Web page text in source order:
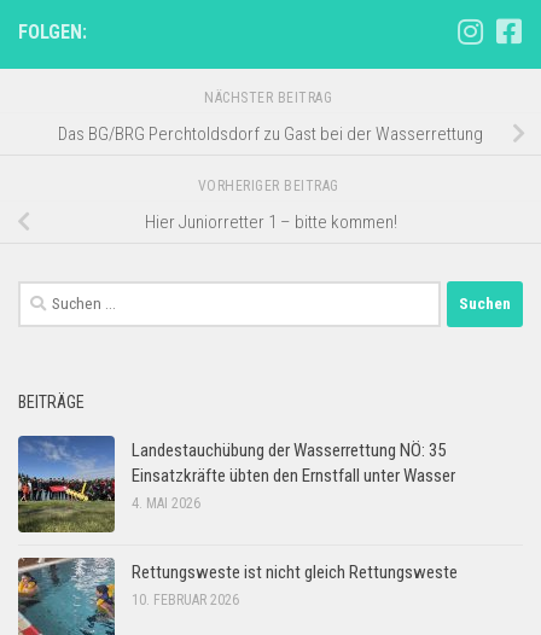
FOLGEN:
NÄCHSTER BEITRAG
Das BG/BRG Perchtoldsdorf zu Gast bei der Wasserrettung
VORHERIGER BEITRAG
Hier Juniorretter 1 – bitte kommen!
Suchen
nach:
BEITRÄGE
Landestauchübung der Wasserrettung NÖ: 35
Einsatzkräfte übten den Ernstfall unter Wasser
4. MAI 2026
Rettungsweste ist nicht gleich Rettungsweste
10. FEBRUAR 2026